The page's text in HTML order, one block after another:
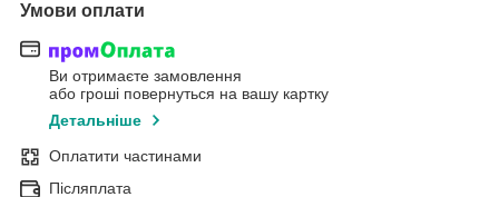
Умови оплати
Ви отримаєте замовлення
або гроші повернуться на вашу картку
Детальніше
Оплатити частинами
Післяплата